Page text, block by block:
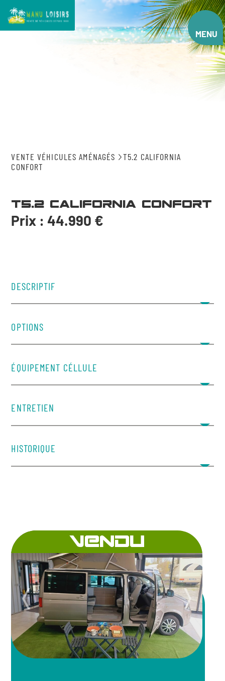
contenu
MENU
VENTE VÉHICULES AMÉNAGÉS
T5.2 CALIFORNIA
CONFORT
T5.2 California Confort
Prix : 44.990 €
DESCRIPTIF
OPTIONS
ÉQUIPEMENT CÉLLULE
ENTRETIEN
​HISTORIQUE
VENDU